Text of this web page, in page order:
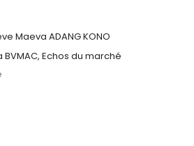
Maeva ADANG KONO
BVMAC, Echos du marché